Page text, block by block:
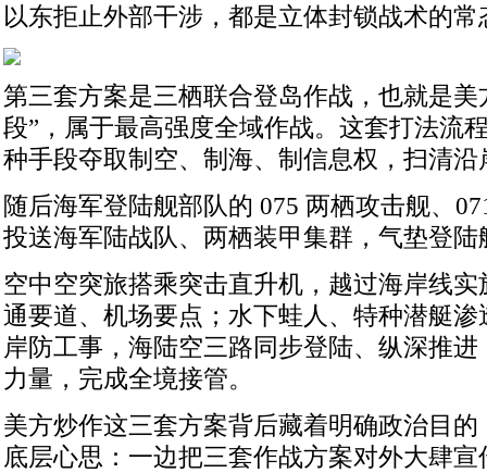
以东拒止外部干涉，都是立体封锁战术的常
第三套方案是三栖联合登岛作战，也就是美
段”，属于最高强度全域作战。这套打法流
种手段夺取制空、制海、制信息权，扫清沿
随后海军登陆舰部队的 075 两栖攻击舰、
投送海军陆战队、两栖装甲集群，气垫登陆
空中空突旅搭乘突击直升机，越过海岸线
通要道、机场要点；水下蛙人、特种潜艇
岸防工事，海陆空三路同步登陆、纵深推
力量，完成全境接管。
美方炒作这三套方案背后藏着明确政治目
底层心思：一边把三套作战方案对外大肆